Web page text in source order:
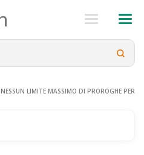
NESSUN LIMITE MASSIMO DI PROROGHE PER